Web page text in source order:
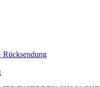
Rücksendung